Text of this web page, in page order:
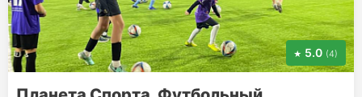
5.0 (4)